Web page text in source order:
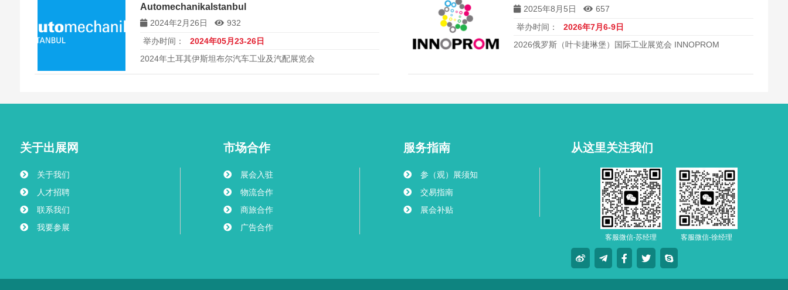
AutomechanikaIstanbul
2024年2月26日
932
举办时间：
2024年05月23-26日
2024年土耳其伊斯坦布尔汽车工业及汽配展览会
2025年8月5日
657
举办时间：
2026年7月6-9日
2026俄罗斯（叶卡捷琳堡）国际工业展览会 INNOPROM
关于出展网
关于我们
人才招聘
联系我们
我要参展
市场合作
展会入驻
物流合作
商旅合作
广告合作
服务指南
参（观）展须知
交易指南
展会补贴
从这里关注我们
客服微信-苏经理 客服微信-徐经理